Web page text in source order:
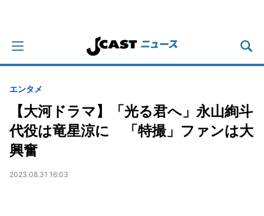
エンタメ
【大河ドラマ】「光る君へ」永山絢斗
代役は竜星涼に 「特撮」ファンは大
興奮
2023.08.31 16:03